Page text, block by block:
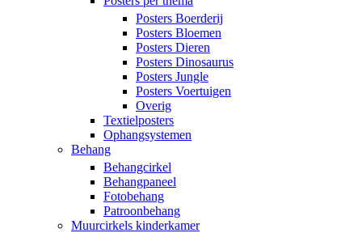
Posters Boerderij
Posters Bloemen
Posters Dieren
Posters Dinosaurus
Posters Jungle
Posters Voertuigen
Overig
Textielposters
Ophangsystemen
Behang
Behangcirkel
Behangpaneel
Fotobehang
Patroonbehang
Muurcirkels kinderkamer